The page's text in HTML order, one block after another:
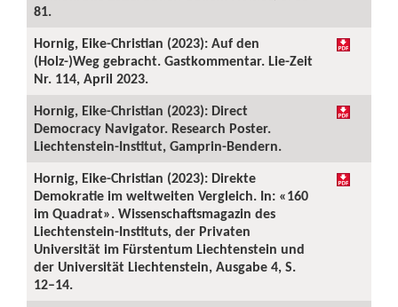
81.
Hornig, Eike-Christian (2023): Auf den
(Holz-)Weg gebracht. Gastkommentar. Lie-Zeit
Nr. 114, April 2023.
Hornig, Eike-Christian (2023): Direct
Democracy Navigator. Research Poster.
Liechtenstein-Institut, Gamprin-Bendern.
Hornig, Eike-Christian (2023): Direkte
Demokratie im weltweiten Vergleich. In: «160
im Quadrat». Wissenschaftsmagazin des
Liechtenstein-Instituts, der Privaten
Universität im Fürstentum Liechtenstein und
der Universität Liechtenstein, Ausgabe 4, S.
12–14.